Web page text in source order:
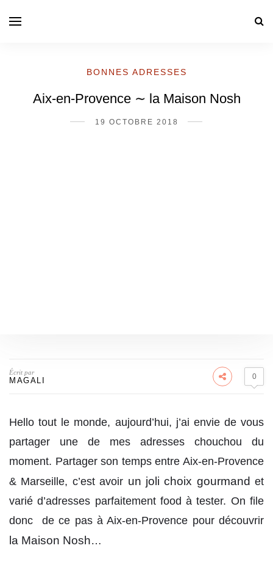
BONNES ADRESSES
Aix-en-Provence ∼ la Maison Nosh
19 OCTOBRE 2018
Écrit par
MAGALI 0
Hello tout le monde, aujourd’hui, j’ai envie de vous
partager une de mes adresses chouchou du
moment. Partager son temps entre Aix-en-Provence
& Marseille, c’est avoir un joli choix gourmand et
varié d’adresses parfaitement food à tester. On file
donc de ce pas à Aix-en-Provence pour découvrir
la Maison Nosh…